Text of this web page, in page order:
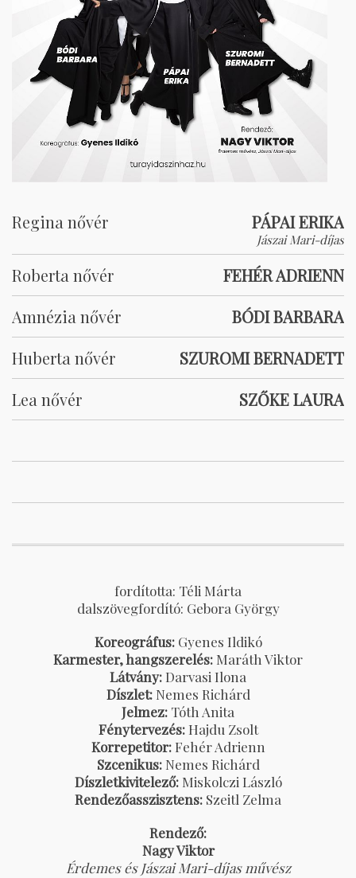
Regina nővér PÁPAI ERIKA
Jászai Mari-díjas
Roberta nővér
FEHÉR ADRIENN
Amnézia nővér
BÓDI BARBARA
Huberta nővér
SZUROMI BERNADETT
Lea nővér
SZŐKE LAURA
fordította: Téli Márta
dalszövegfordító: Gebora György
Koreográfus:Gyenes Ildikó
Karmester, hangszerelés: Maráth Viktor
Látvány:Darvasi Ilona
Díszlet: Nemes Richárd
Jelmez: Tóth Anita
Fénytervezés:Hajdu Zsolt
Korrepetitor:Fehér Adrienn
Szcenikus:Nemes Richárd
Díszletkivitelező:Miskolczi László
Rendezőasszisztens: Szeitl Zelma
Rendező:
Nagy Viktor
Érdemes és Jászai Mari-díjas művész